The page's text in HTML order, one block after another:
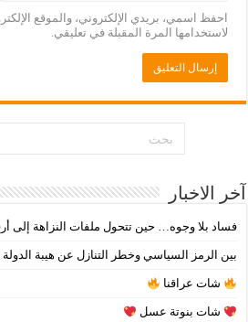
احفظ اسمي، بريدي الإلكتروني، والموقع
لاستخدامها المرة المقبلة في تعليقي.
آخر الاخبار
فساد بلا وجوه… حين تتحول ملفات النزاهة إلى
بين الرمز السياسي وخطر التنازل عن هيبة الدولة
شات عراقنا
شات بنوتة عسل